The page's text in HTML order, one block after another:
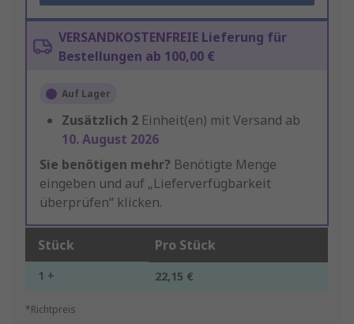
VERSANDKOSTENFREIE Lieferung für
Bestellungen ab 100,00 €
Auf Lager
Zusätzlich 2 Einheit(en) mit Versand ab
10. August 2026
Sie benötigen mehr? Benötigte Menge
eingeben und auf „Lieferverfügbarkeit
überprüfen“ klicken.
Stück Pro Stück
1 + 22,15 €
*Richtpreis